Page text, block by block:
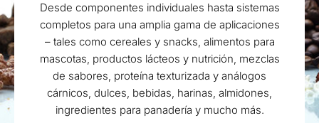
Desde componentes individuales hasta sistemas
completos para una amplia gama de aplicaciones
– tales como cereales y snacks, alimentos para
mascotas, productos lácteos y nutrición, mezclas
de sabores, proteína texturizada y análogos
cárnicos, dulces, bebidas, harinas, almidones,
ingredientes para panadería y mucho más.